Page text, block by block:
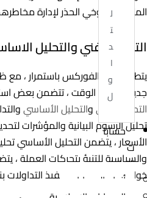
ل
ت
د
ا
و
ل
حسابا
ت
التداول
أنواع الحسابات
المتداولين توخي الحذر لإدارة
التحليل الفني والتحليل
يتطور سوق الفوركس باستمرار ، مع
جديدة طوال الوقت ، تتضمن بعض
التحليل الفنيوالتحليل الأساسي
تحليل الرسوم البيانية والمؤشرات
الأسعار ، يتضمن التحليل الأساسي
والسياسية للتنبؤ بتحركات العملة ،
خوارزميات الكمبيوتر لتنفيذ